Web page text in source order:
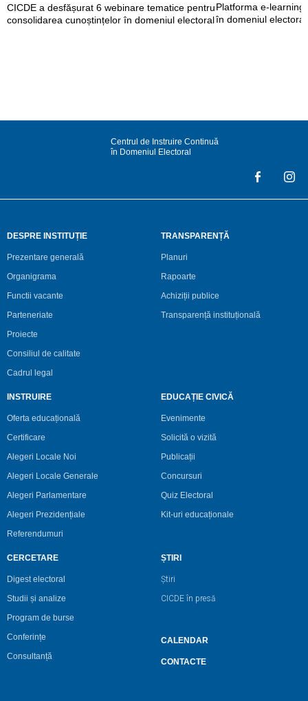
CICDE a desfășurat 6 webinare tematice pentru
consolidarea cunoștințelor în domeniul electoral
Platforma e-
în domeniul electoral
Centrul de Instruire Continuă
în Domeniul Electoral
DESPRE INSTITUȚIE
Prezentare generală
Organigrama
Functii vacante
Parteneriate
Proiecte
Consiliul de calitate
Cadrul legal
TRANSPARENȚĂ
Planuri
Rapoarte
Achiziții publice
Transparență instituțională
INSTRUIRE
Oferta educațională
Certificare
Alegeri Locale Noi
Alegeri Locale Generale
Alegeri Parlamentare
Alegeri Prezidențiale
Referendumuri
EDUCAȚIE CIVICĂ
Evenimente
Solicită o vizită
Publicații
Concursuri
Quiz Electoral
Kit-uri educaționale
CERCETARE
Digest electoral
Studii și analize
Program de burse
Conferințe
Consultanță
ȘTIRI
Știri
CICDE în presă
CALENDAR
CONTACTE